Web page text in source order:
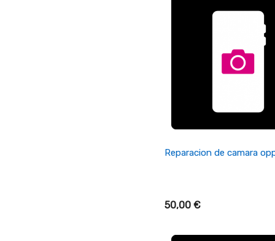
+ Añadir Al Carrito
Reparacion de camara
50,00 €